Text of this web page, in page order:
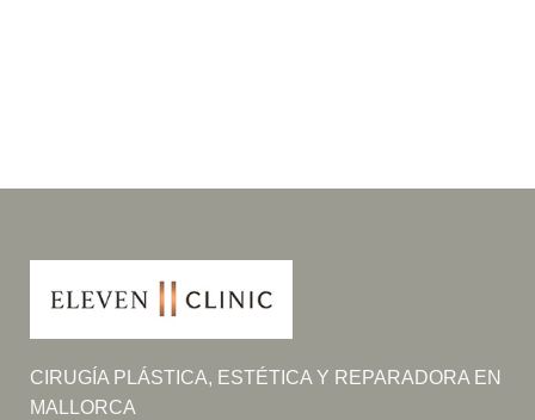
CIRUGÍA PLÁSTICA, ESTÉTICA Y REPARADORA EN
MALLORCA